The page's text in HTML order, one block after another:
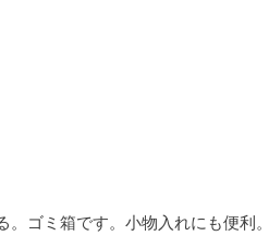
ゴミ箱です。小物入れにも便利。